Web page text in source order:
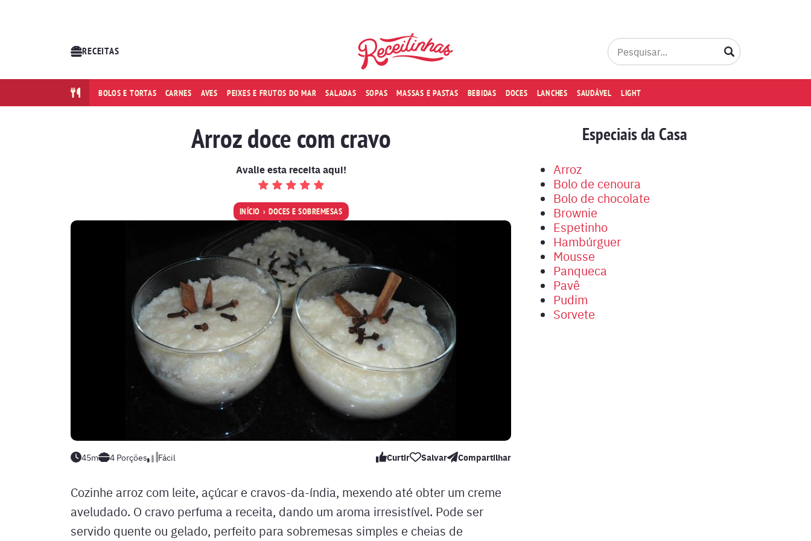
RECEITAS
BOLOS E TORTAS CARNES AVES PEIXES E FRUTOS DO MAR SALADAS SOPAS MASSAS E PASTAS BEBIDAS DOCES LANCHES SAUDÁVEL LIGHT
Arroz doce com cravo
Avalie esta receita aqui!
INÍCIO DOCES E SOBREMESAS
45m 4 Porções Fácil Curtir Salvar Compartilhar
Cozinhe arroz com leite, açúcar e cravos-da-índia, mexendo até obter um creme
aveludado. O cravo perfuma a receita, dando um aroma irresistível. Pode ser
servido quente ou gelado, perfeito para sobremesas simples e cheias de
Especiais da Casa
Arroz
Bolo de cenoura
Bolo de chocolate
Brownie
Espetinho
Hambúrguer
Mousse
Panqueca
Pavê
Pudim
Sorvete